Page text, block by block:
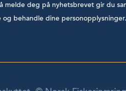
melde deg på nyhetsbrevet gir du
og behandle dine personopplysninger.